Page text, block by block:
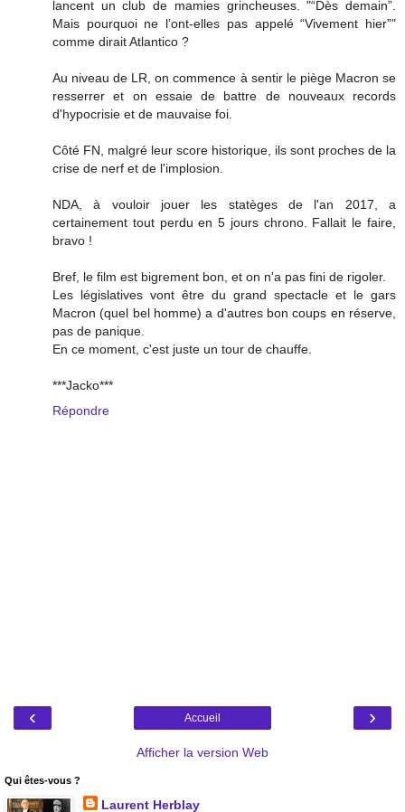
lancent un club de mamies grincheuses. "“Dès demain”.
Mais pourquoi ne l’ont-elles pas appelé “Vivement hier”"
comme dirait Atlantico ?
Au niveau de LR, on commence à sentir le piège Macron se
resserrer et on essaie de battre de nouveaux records
d'hypocrisie et de mauvaise foi.
Côté FN, malgré leur score historique, ils sont proches de la
crise de nerf et de l'implosion.
NDA, à vouloir jouer les statèges de l'an 2017, a
certainement tout perdu en 5 jours chrono. Fallait le faire,
bravo !
Bref, le film est bigrement bon, et on n'a pas fini de rigoler.
Les législatives vont être du grand spectacle et le gars
Macron (quel bel homme) a d'autres bon coups en réserve,
pas de panique.
En ce moment, c'est juste un tour de chauffe.
***Jacko***
Répondre
‹ ›
Accueil
Afficher la version Web
Qui êtes-vous ?
Laurent Herblay